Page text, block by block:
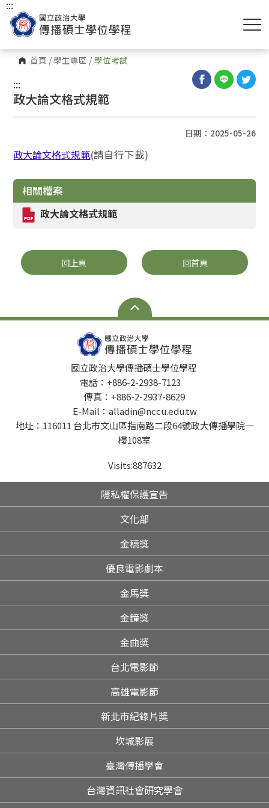
首頁 /學生專區 / 學位考試
:::
:::
政大論文格式規範
日期：2025-05-26
政大論文格式規範(請自行下載)
相關檔案
政大論文格式規範
回上頁 回首頁
國立政治大學傳播碩士學位學程
電話：+886-2-2938-7123
傳真：+886-2-2937-8629
E-Mail：alladin@nccu.edu.tw
地址：116011 台北市文山區指南路二段64號政大傳播學院一
樓108室
Visits:887632
隱私權保護宣告
文化部
金穗獎
優良電影劇本
金馬獎
金鐘獎
金曲獎
台北電影節
高雄電影節
新北市紀錄片獎
坎城影展
臺灣傳播學會
台灣資訊社會研究學會